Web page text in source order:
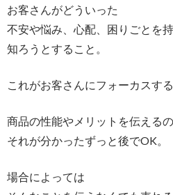
お客さんがどういった
不安や悩み、心配、困りごとを
知ろうとすること。
これがお客さんにフォーカスす
商品の性能やメリットを伝える
それが分かったずっと後でOK。
場合によっては